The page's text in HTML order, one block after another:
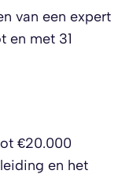
van een expert
en met 31
€20.000
en het